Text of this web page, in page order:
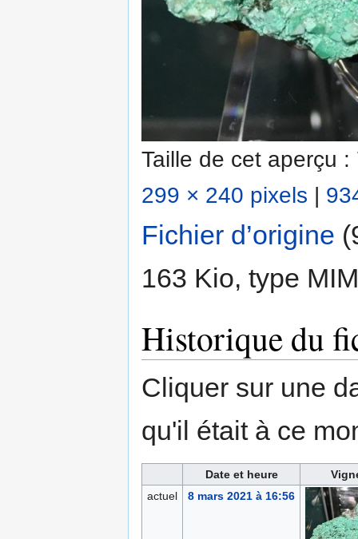
Taille de cet aperçu :
299 × 240 pixels |
Fichier d’origine
163 Kio, type
Historique du
Cliquer sur une
qu'il était à ce
Date et heure
actuel
8 mars 2021 à 16:56